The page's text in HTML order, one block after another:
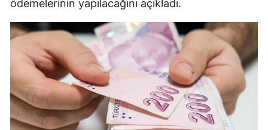
İstanbul
İzmir
Kars
Kastamonu
Kayseri
ödemelerinin yapılacağını açıkladı.